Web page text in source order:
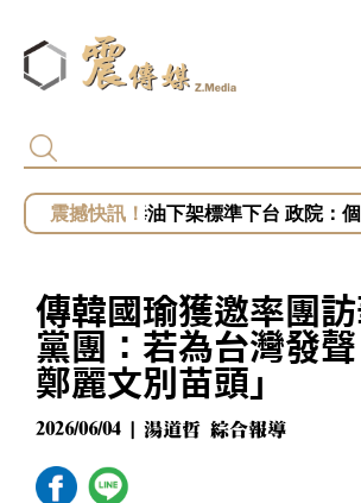
至剛、許輔為毒油下架標準下台 政院：
專訪／台中挨批食安破
傳韓國瑜獲邀率團
黨團：若為台灣發
鄭麗文別苗頭」
2026/06/04 | 湯道哲 綜合報導